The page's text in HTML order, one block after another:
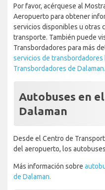
Por favor, acérquese al
Aeropuerto para obtener
servicios disponibles u otras
transporte. También puede
Transbordadores para más
servicios de transbordadores
Transbordadores de Dalaman.
Autobuses en
Dalaman
Desde el Centro de
del aeropuerto, los
Más información sobre
de Dalaman.